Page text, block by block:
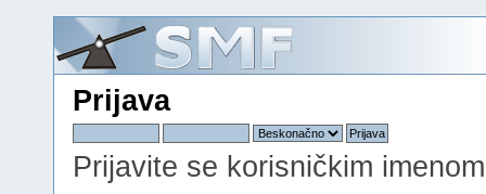
Prijava
Prijavite se korisničkim